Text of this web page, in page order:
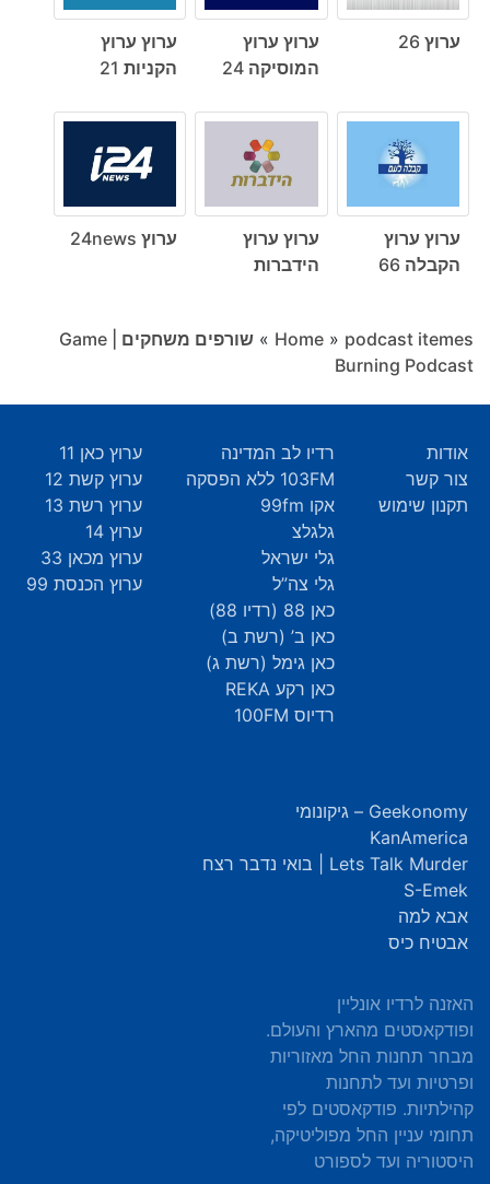
ערוץ 26
ערוץ ערוץ
המוסיקה 24
ערוץ ערוץ
הקניות 21
ערוץ ערוץ
הקבלה 66
ערוץ ערוץ
הידברות
ערוץ 24news
Home » podcast itemes
»
שורפים משחקים | Game
Burning Podcast
אודות
צור קשר
תקנון שימוש
רדיו לב המדינה
103FM ללא הפסקה
אקו 99fm
גלגלצ
גלי ישראל
גלי צה”ל
כאן 88 (רדיו 88)
כאן ב’ (רשת ב)
כאן גימל (רשת ג)
כאן רקע REKA
רדיוס 100FM
ערוץ כאן 11
ערוץ קשת 12
ערוץ רשת 13
ערוץ 14
ערוץ מכאן 33
ערוץ הכנסת 99
Geekonomy – גיקונומי
KanAmerica
Lets Talk Murder | בואי נדבר רצח
S-Emek
אבא למה
אבטיח כיס
האזנה לרדיו אונליין
ופודקאסטים מהארץ והעולם.
מבחר תחנות החל מאזוריות
ופרטיות ועד לתחנות
קהילתיות. פודקאסטים לפי
תחומי עניין החל מפוליטיקה,
היסטוריה ועד לספורט